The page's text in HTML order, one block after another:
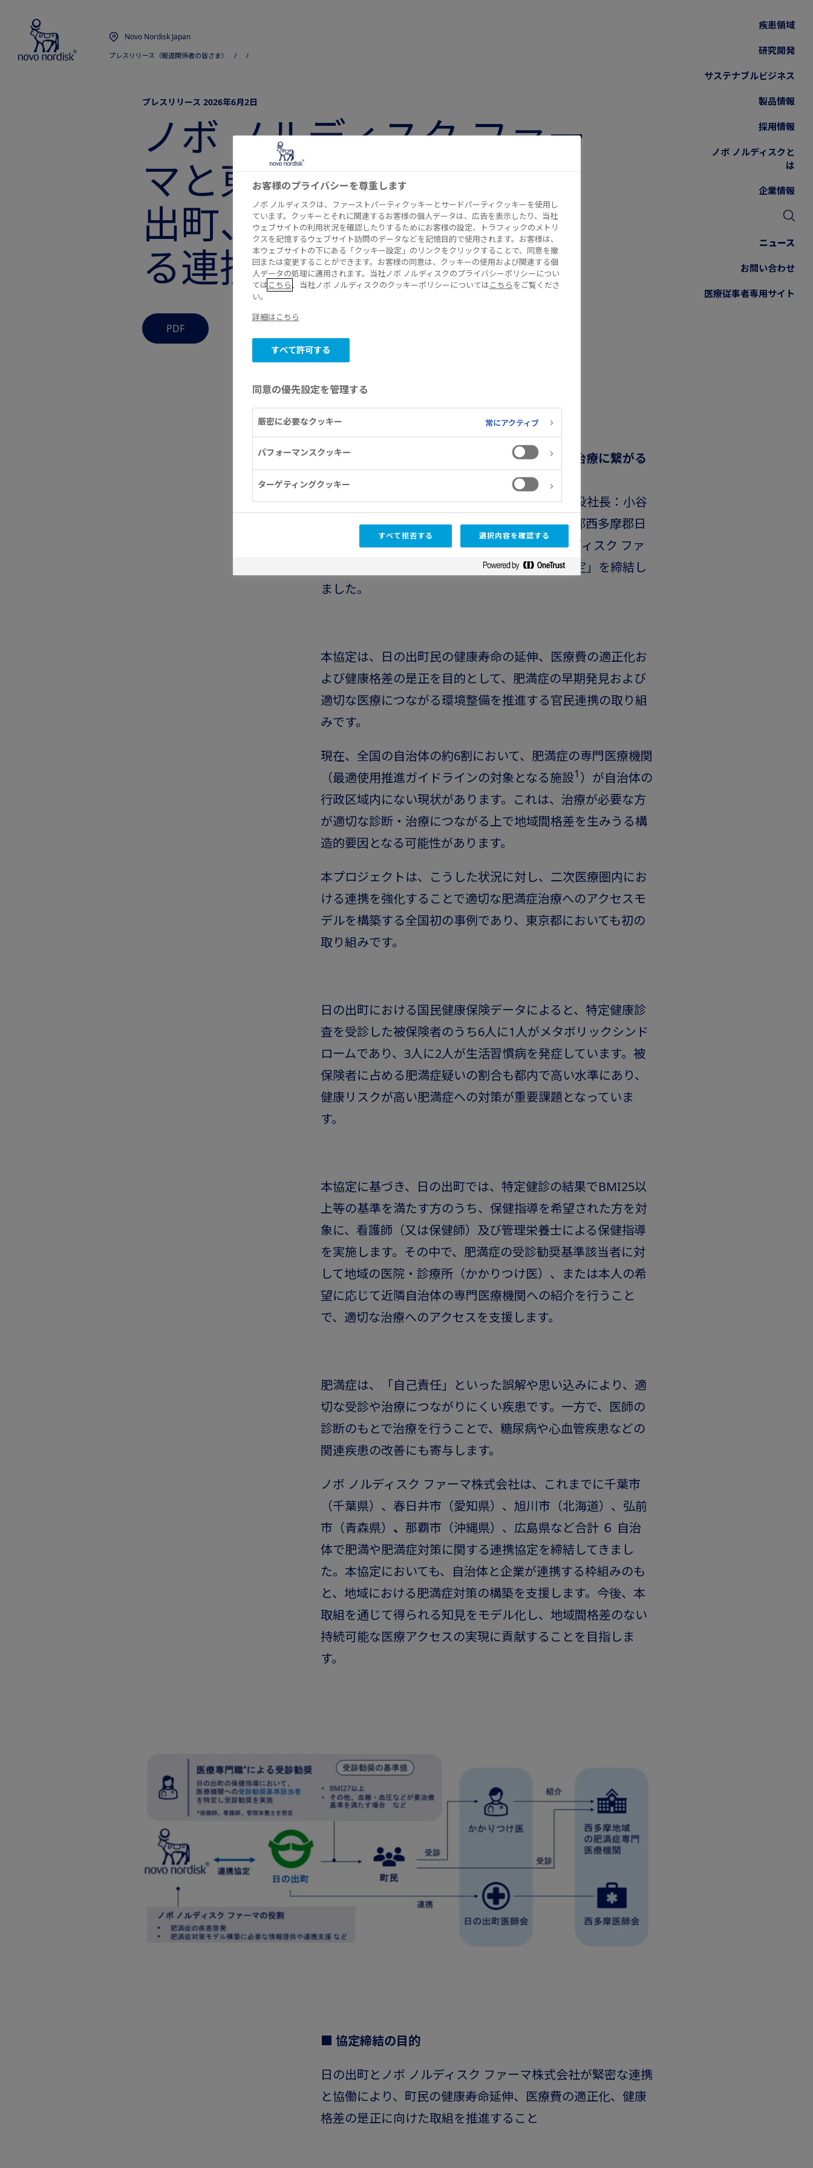
Novo Nordisk Japan
プレスリリース（報道関係者の皆さま）
  /
  /
疾患領域
研究開発
サステナブルビジネス
製品情報
採用情報
ノボ ノルディスクと
は
企業情報
ニュース
お問い合わせ
医療従事者専用サイト
プレスリリース 2026年6月2日
ノボ ノルディスク ファー
マと東京都西多摩郡日の
出町、肥満症対策に関す
る連携協定を締結
PDF
二次医療圏での地域連携により、保健から専門治療に繋がる
仕組みを構築
ノボ ノルディスク ファーマ株式会社 (代表取締役社長：小谷
啓輔、本社：東京都千代田区) は 6月2日、東京都西多摩郡日
の出町 (町長：東 亨) と「日の出町・ノボ ノルディスク ファ
ーマ株式会社による肥満症対策に関する連携協定」を締結し
ました。
本協定は、日の出町民の健康寿命の延伸、医療費の適正化お
よび健康格差の是正を目的として、肥満症の早期発見および
適切な医療につながる環境整備を推進する官民連携の取り組
みです。
現在、全国の自治体の約6割において、肥満症の専門医療機関
（最適使用推進ガイドラインの対象となる施設1 ）が自治体の
行政区域内にない現状があります。これは、治療が必要な方
が適切な診断・治療につながる上で地域間格差を生みうる構
造的要因となる可能性があります。
本プロジェクトは、こうした状況に対し、二次医療圏内にお
ける連携を強化することで適切な肥満症治療へのアクセスモ
デルを構築する全国初の事例であり、東京都においても初の
取り組みです。
日の出町における国民健康保険データによると、特定健康診
査を受診した被保険者のうち6人に1人がメタボリックシンド
ロームであり、3人に2人が生活習慣病を発症しています。被
保険者に占める肥満症疑いの割合も都内で高い水準にあり、
健康リスクが高い肥満症への対策が重要課題となっていま
す。
本協定に基づき、日の出町では、特定健診の結果でBMI25以
上等の基準を満たす方のうち、保健指導を希望された方を対
象に、看護師（又は保健師）及び管理栄養士による保健指導
を実施します。その中で、肥満症の受診勧奨基準該当者に対
して地域の医院・診療所（かかりつけ医）、または本人の希
望に応じて近隣自治体の専門医療機関への紹介を行うこと
で、適切な治療へのアクセスを支援します。
肥満症は、「自己責任」といった誤解や思い込みにより、適
切な受診や治療につながりにくい疾患です。一方で、医師の
診断のもとで治療を行うことで、糖尿病や心血管疾患などの
関連疾患の改善にも寄与します。
ノボ ノルディスク ファーマ株式会社は、これまでに千葉市
（千葉県）、春日井市（愛知県）、旭川市（北海道）、弘前
市（青森県） 、 那覇市（沖縄県）、広島県など合計 ６ 自治
体で肥満や肥満症対策に関する連携協定を締結してきまし
た。本協定においても、自治体と企業が連携する枠組みのも
と、地域における肥満症対策の構築を支援します。今後、本
取組を通じて得られる知見をモデル化し、地域間格差のない
持続可能な医療アクセスの実現に貢献することを目指しま
す。
■協定締結の目的
日の出町とノボ ノルディスク ファーマ株式会社が緊密な連携
と協働により、町民の健康寿命延伸、医療費の適正化、健康
格差の是正に向けた取組を推進すること
お客様のプライバシーを尊重します
ノボ ノルディスクは、ファーストパーティクッキーとサードパーティクッキーを使用し
ています。クッキーとそれに関連するお客様の個人データは、広告を表示したり、当社
ウェブサイトの利用状況を確認したりするためにお客様の設定、トラフィックのメトリ
クスを記憶するウェブサイト訪問のデータなどを記憶目的で使用されます。お客様は、
本ウェブサイトの下にある「クッキー設定」のリンクをクリックすることで、同意を撤
回または変更することができます。お客様の同意は、クッキーの使用および関連する個
人データの処理に適用されます。当社ノボ ノルディスクのプライバシーポリシーについ
ては こちら 、当社ノボ ノルディスクのクッキーポリシーについてはこちら をご覧くださ
い。
詳細はこちら
すべて許可する
同意の優先設定を管理する
厳密に必要なクッキー 常にアクティブ
パフォーマンスクッキー
ターゲティングクッキー
すべて拒否する 選択内容を確認する